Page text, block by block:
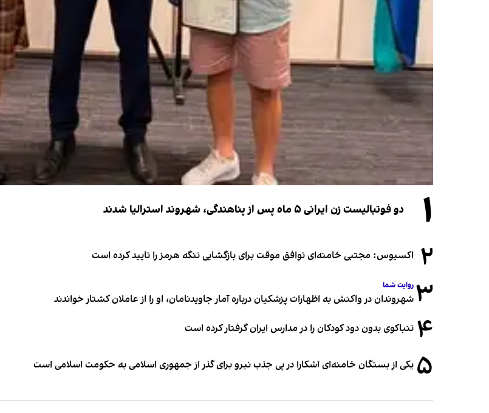
۱ دو فوتبالیست زن ایرانی ۵ ماه پس از پناهندگی، شهروند استرالیا شدند
۲ اکسیوس: مجتبی خامنه‌ای توافق موقت برای بازگشایی تنگه هرمز را تایید کرده است
۳ روایت شما
شهروندان در واکنش به اظهارات پزشکیان درباره آمار جاویدنامان، او را از عاملان کشتار خواندند
۴ تنباکوی بدون دود کودکان را در مدارس ایران گرفتار کرده است
۵ یکی از بستگان خامنه‌ای آشکارا در پی جذب نیرو برای گذر از جمهوری اسلامی به حکومت اسلامی است